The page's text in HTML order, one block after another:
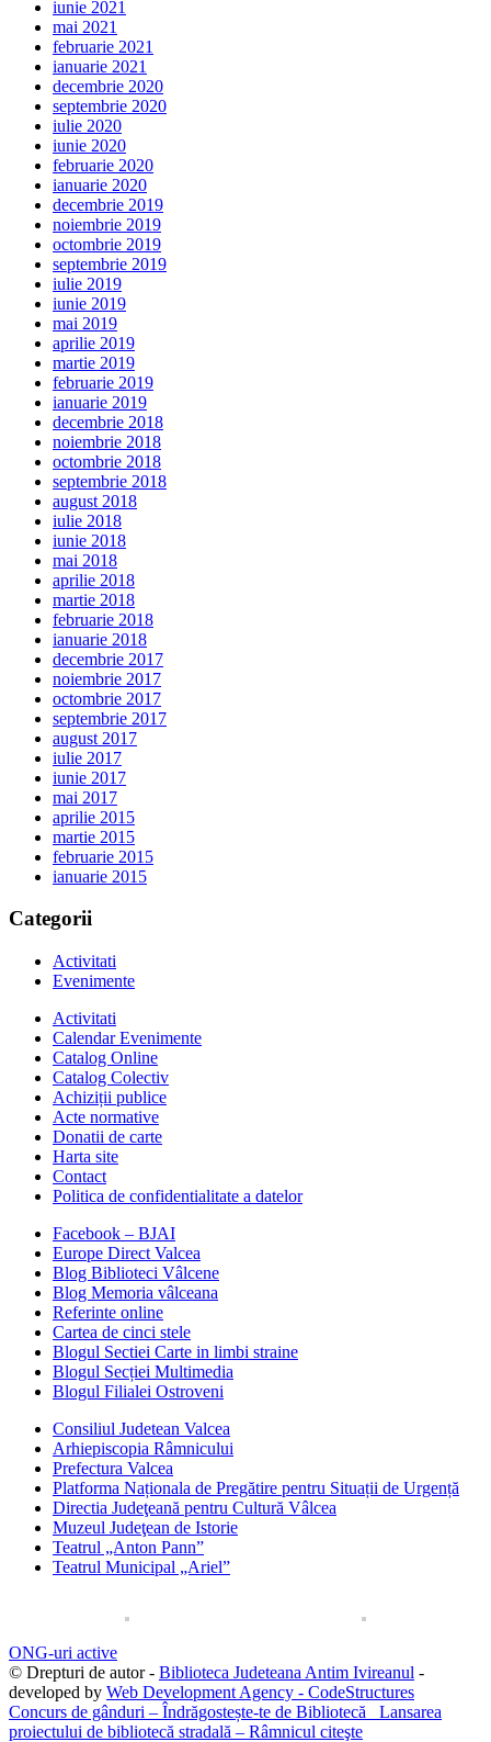
iunie 2021
mai 2021
februarie 2021
ianuarie 2021
decembrie 2020
septembrie 2020
iulie 2020
iunie 2020
februarie 2020
ianuarie 2020
decembrie 2019
noiembrie 2019
octombrie 2019
septembrie 2019
iulie 2019
iunie 2019
mai 2019
aprilie 2019
martie 2019
februarie 2019
ianuarie 2019
decembrie 2018
noiembrie 2018
octombrie 2018
septembrie 2018
august 2018
iulie 2018
iunie 2018
mai 2018
aprilie 2018
martie 2018
februarie 2018
ianuarie 2018
decembrie 2017
noiembrie 2017
octombrie 2017
septembrie 2017
august 2017
iulie 2017
iunie 2017
mai 2017
aprilie 2015
martie 2015
februarie 2015
ianuarie 2015
Categorii
Activitati
Evenimente
Activitati
Calendar Evenimente
Catalog Online
Catalog Colectiv
Achiziții publice
Acte normative
Donatii de carte
Harta site
Contact
Politica de confidentialitate a datelor
Facebook – BJAI
Europe Direct Valcea
Blog Biblioteci Vâlcene
Blog Memoria vâlceana
Referinte online
Cartea de cinci stele
Blogul Sectiei Carte in limbi straine
Blogul Secției Multimedia
Blogul Filialei Ostroveni
Consiliul Judetean Valcea
Arhiepiscopia Râmnicului
Prefectura Valcea
Platforma Naționala de Pregătire pentru Situații de Urgență
Directia Judeţeană pentru Cultură Vâlcea
Muzeul Judeţean de Istorie
Teatrul „Anton Pann”
Teatrul Municipal „Ariel”
ONG-uri active
© Drepturi de autor - Biblioteca Judeteana Antim Ivireanul -
developed by Web Development Agency - CodeStructures
Concurs de gânduri – Îndrăgostește-te de Bibliotecă
Lansarea
proiectului de bibliotecă stradală – Râmnicul citeşte